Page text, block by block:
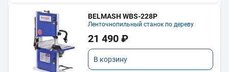
BELMASH WBS-228P
Ленточнопильный станок по дереву
21 490 ₽
В корзину